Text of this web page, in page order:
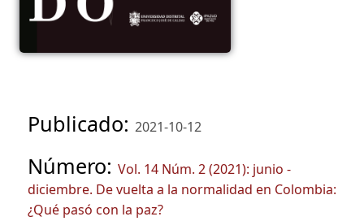
Publicado: 2021-10-12
Número: Vol. 14 Núm. 2 (2021): junio -
diciembre. De vuelta a la normalidad en Colombia:
¿Qué pasó con la paz?